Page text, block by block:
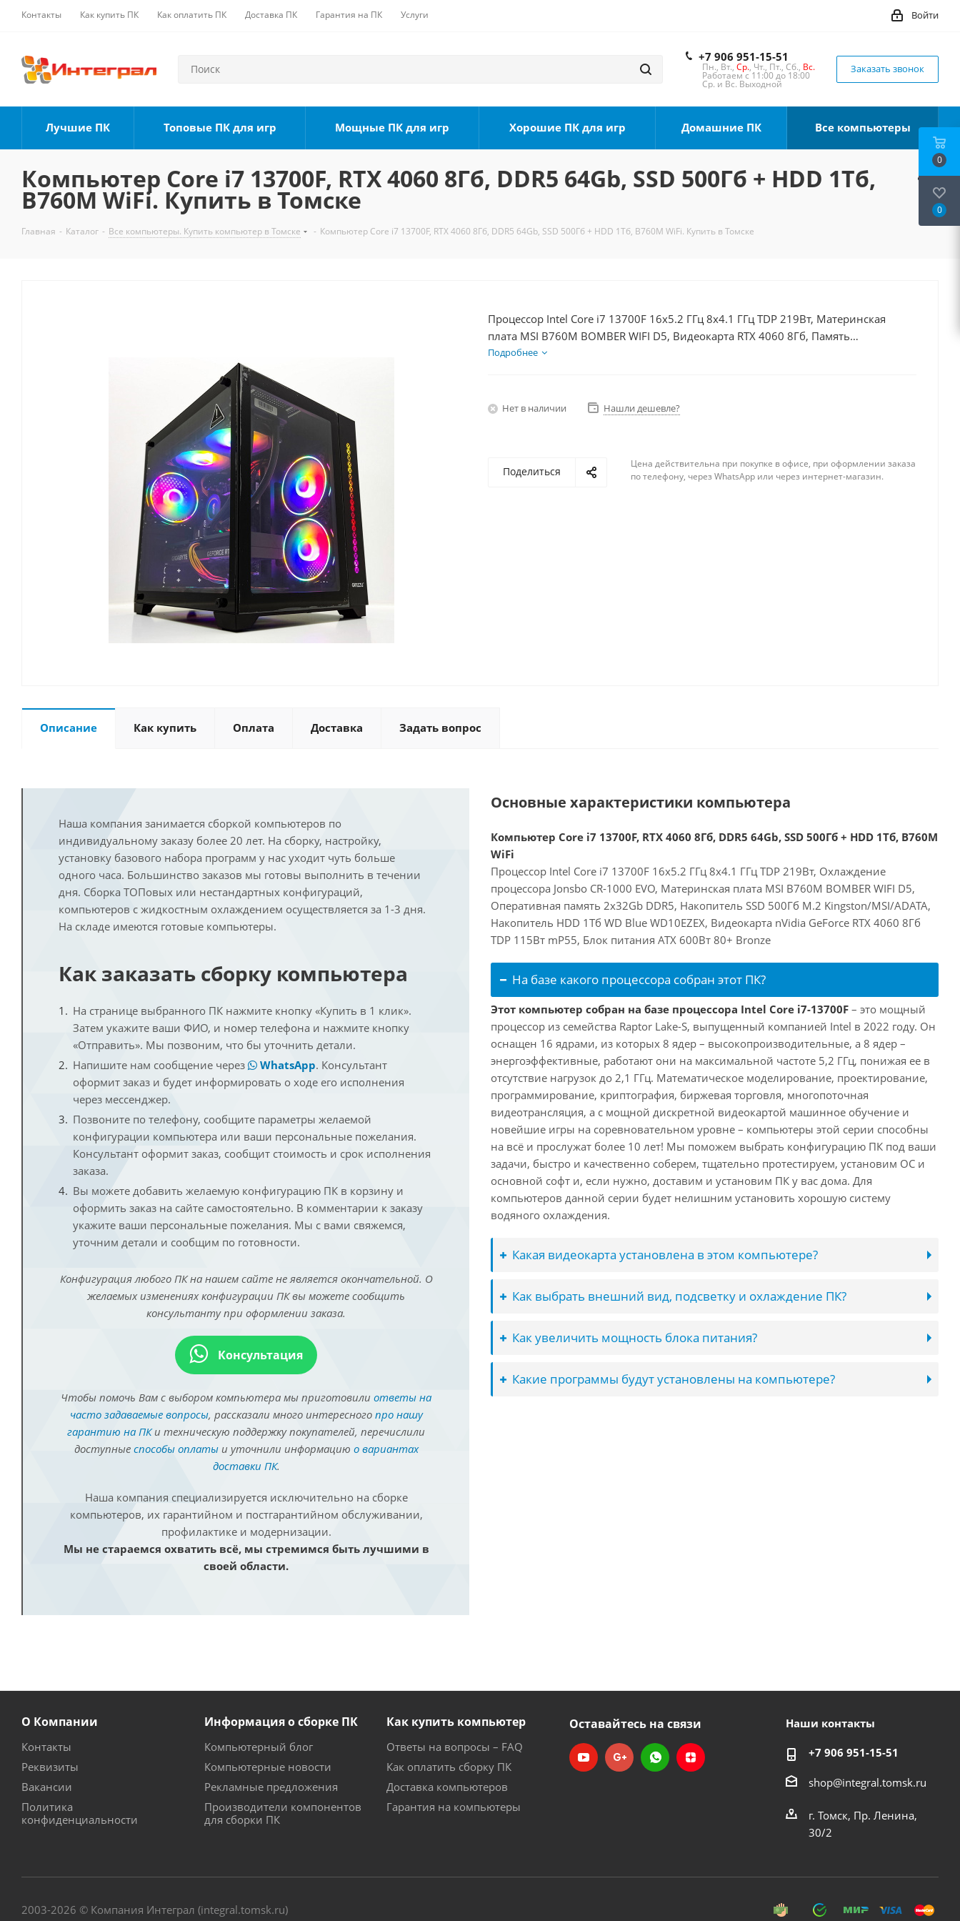
Контакты Как купить ПК Как оплатить ПК Доставка ПК Гарантия на ПК Услуги Войти
+7 906 951-15-51
Пн., Вт., Ср., Чт., Пт., Сб., Вс.
Работаем с 11:00 до 18:00
Ср. и Вс. Выходной
Заказать звонок
Лучшие ПК Топовые ПК для игр Мощные ПК для игр Хорошие ПК для игр Домашние ПК Все компьютеры
Компьютер Core i7 13700F, RTX 4060 8Гб, DDR5 64Gb, SSD 500Гб + HDD 1Тб,
B760M WiFi. Купить в Томске
Главная - Каталог - Все компьютеры. Купить компьютер в Томске - Компьютер Core i7 13700F, RTX 4060 8Гб, DDR5 64Gb, SSD 500Гб + HDD 1Тб, B760M WiFi. Купить в Томске
Процессор Intel Core i7 13700F 16x5.2 ГГц 8x4.1 ГГц TDP 219Вт, Материнская
плата MSI B760M BOMBER WIFI D5, Видеокарта RTX 4060 8Гб, Память
DDR5 64Gb, Диски SSD 500Гб + HDD 1Тб, БП 600Вт
Подробнее
Нет в наличии Нашли дешевле?
Поделиться
Цена действительна при покупке в офисе, при оформлении заказа
по телефону, через WhatsApp или через интернет-магазин.
Описание Как купить Оплата Доставка Задать вопрос
Наша компания занимается сборкой компьютеров по
индивидуальному заказу более 20 лет. На сборку, настройку,
установку базового набора программ у нас уходит чуть больше
одного часа. Большинство заказов мы готовы выполнить в течении
дня. Сборка ТОПовых или нестандартных конфигураций,
компьютеров с жидкостным охлаждением осуществляется за 1-3 дня.
На складе имеются готовые компьютеры.
Как заказать сборку компьютера
На странице выбранного ПК нажмите кнопку «Купить в 1 клик».
Затем укажите ваши ФИО, и номер телефона и нажмите кнопку
«Отправить». Мы позвоним, что бы уточнить детали.
Напишите нам сообщение через
WhatsApp. Консультант
оформит заказ и будет информировать о ходе его исполнения
через мессенджер.
Позвоните по телефону, сообщите параметры желаемой
конфигурации компьютера или ваши персональные пожелания.
Консультант оформит заказ, сообщит стоимость и срок исполнения
заказа.
Вы можете добавить желаемую конфигурацию ПК в корзину и
оформить заказ на сайте самостоятельно. В комментарии к заказу
укажите ваши персональные пожелания. Мы с вами свяжемся,
уточним детали и сообщим по готовности.
Конфигурация любого ПК на нашем сайте не является окончательной. О
желаемых изменениях конфигурации ПК вы можете сообщить
консультанту при оформлении заказа.
Консультация
Чтобы помочь Вам с выбором компьютера мы приготовили ответы на
часто задаваемые вопросы, рассказали много интересного про нашу
гарантию на ПКи техническую поддержку покупателей, перечислили
доступные способы оплатыи уточнили информацию о вариантах
доставки ПК.
Наша компания специализируется исключительно на сборке
компьютеров, их гарантийном и постгарантийном обслуживании,
профилактике и модернизации.
Мы не стараемся охватить всё, мы стремимся быть лучшими в
своей области.
Основные характеристики компьютера
Компьютер Core i7 13700F, RTX 4060 8Гб, DDR5 64Gb, SSD 500Гб + HDD 1Тб, B760M
WiFi
Процессор Intel Core i7 13700F 16x5.2 ГГц 8x4.1 ГГц TDP 219Вт, Охлаждение
процессора Jonsbo CR-1000 EVO, Материнская плата MSI B760M BOMBER WIFI D5,
Оперативная память 2x32Gb DDR5, Накопитель SSD 500Гб M.2 Kingston/MSI/ADATA,
Накопитель HDD 1Тб WD Blue WD10EZEX, Видеокарта nVidia GeForce RTX 4060 8Гб
TDP 115Вт mP55, Блок питания ATX 600Вт 80+ Bronze
На базе какого процессора собран этот ПК?
Этот компьютер собран на базе процессора Intel Core i7-13700F – это мощный
процессор из семейства Raptor Lake-S, выпущенный компанией Intel в 2022 году. Он
оснащен 16 ядрами, из которых 8 ядер – высокопроизводительные, а 8 ядер –
энергоэффективные, работают они на максимальной частоте 5,2 ГГц, понижая ее в
отсутствие нагрузок до 2,1 ГГц. Математическое моделирование, проектирование,
программирование, криптография, биржевая торговля, многопоточная
видеотрансляция, а с мощной дискретной видеокартой машинное обучение и
новейшие игры на соревновательном уровне – компьютеры этой серии способны
на всё и прослужат более 10 лет! Мы поможем выбрать конфигурацию ПК под ваши
задачи, быстро и качественно соберем, тщательно протестируем, установим ОС и
основной софт и, если нужно, доставим и установим ПК у вас дома. Для
компьютеров данной серии будет нелишним установить хорошую систему
водяного охлаждения.
Какая видеокарта установлена в этом компьютере?
Как выбрать внешний вид, подсветку и охлаждение ПК?
Как увеличить мощность блока питания?
Какие программы будут установлены на компьютере?
О Компании
Контакты
Реквизиты
Вакансии
Политика
конфиденциальности
Информация о сборке ПК
Компьютерный блог
Компьютерные новости
Рекламные предложения
Производители компонентов
для сборки ПК
Как купить компьютер
Ответы на вопросы – FAQ
Как оплатить сборку ПК
Доставка компьютеров
Гарантия на компьютеры
Оставайтесь на связи Наши контакты
+7 906 951-15-51
shop@integral.tomsk.ru
г. Томск, Пр. Ленина,
30/2
2003-2026 © Компания Интеграл (integral.tomsk.ru)
0
0